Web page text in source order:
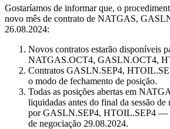
Gostaríamos de informar que, o
novo mês de contrato de NATGAS,
26.08.2024:
Novos contratos estarão disponíveis
NATGAS.OCT4, GASLN.OCT4,
Contratos GASLN.SEP4,
o modo de fechamento de posição.
Todas as posições abertas em
liquidadas antes do final da sessão
por GASLN.SEP4, HTOIL.SEP4 —
de negociação 29.08.2024.